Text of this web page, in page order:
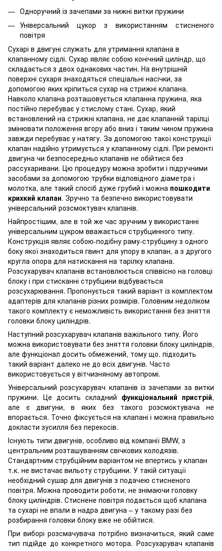
Одноручний із зачепами за нижні витки пружини
Універсальний цукор з використанням стисненого
повітря
Сухарі в двигуні служать для утримання клапана в
клапанному сідлі. Сухар являє собою конічний циліндр, що
складається з двох однакових частин. На внутрішній
поверхні сухаря знаходяться спеціальні насічки, за
допомогою яких кріпиться сухар на стрижні клапана.
Навколо клапана розташовується клапанна пружина, яка
постійно перебуває у стислому стані. Сухар, який
встановлений на стрижні клапана, не дає клапанній тарілці
змінювати положення вгору або вниз і таким чином пружина
завжди перебуває у натягу. За допомогою такої конструкції
клапан надійно утримується у клапанному сідлі. При ремонті
двигуна чи безпосередньо клапанів не обійтися без
рассухаривани. Цю процедуру можна зробити і підручними
засобами за допомогою трубки відповідного діаметра і
молотка, але такий спосіб дуже грубий і можна пошкодити
крихкий клапан. Зручно та безпечно використовувати
універсальний розсмоктувач клапанів.
Найпростішим, але в той же час зручним у використанні
універсальним цукром вважається струбцинного типу.
Конструкція являє собою-подібну раму-струбцину з одного
боку якої знаходиться гвинт для упору в клапан, а з другого
кругла опора для натискання на тарілку клапана.
Розсухарувач клапанів встановлюється співвісно на головці
блоку і при стисканні струбцини відбувається
розсухарювання. Пропонується такий варіант із комплектом
адаптерів для клапанів різних розмірів. Головним недоліком
такого комплекту є неможливість використання без зняття
головки блоку циліндрів.
Наступний розсухарувач клапанів важільного типу. Його
можна використовувати без зняття головки блоку циліндрів,
але функціонал досить обмежений, тому що. підходить
такий варіант далеко не до всіх двигунів. Часто
використовується у вітчизняному автопромі.
Універсальний розсухарувач клапанів із зачепами за витки
пружини. Це досить складний функціональний пристрій,
але є двигуни, в яких без такого розсмоктувача не
впорається. Точно фіксується на клапані і можна правильно
докласти зусилля без перекосів.
Існують типи двигунів, особливо від компанії BMW, з
центральним розташуванням свічкових колодязів.
Стандартним струбційним варіантом не впертись у клапан
т.к. не вистачає вильоту струбцини. У такій ситуації
необхідний сушар для двигунів з подачею стисненого
повітря. Можна проводити роботи, не знімаючи головку
блоку циліндрів. Стиснене повітря подається щоб клапана
та сухарі не впали в надра двигуна – у такому разі без
розбирання головки блоку вже не обійтися.
При виборі розсмачувача потрібно визначиться, який саме
тип підійде до конкретного мотора. Розсухарувач клапанів